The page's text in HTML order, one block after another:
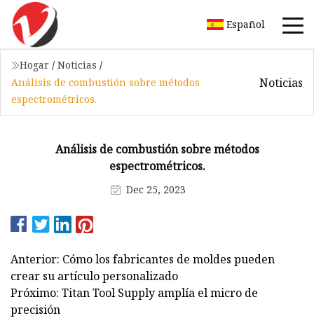
Español
Hogar / Noticias /
Análisis de combustión sobre métodos
espectrométricos.
Noticias
Análisis de combustión sobre métodos
espectrométricos.
Dec 25, 2023
Anterior: Cómo los fabricantes de moldes pueden
crear su artículo personalizado
Próximo: Titan Tool Supply amplía el micro de
precisión